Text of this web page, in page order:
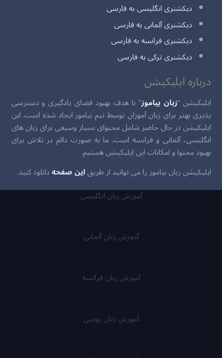
دیکشنری انگلیسی به فارسی
دیکشنری آلمانی به فارسی
دیکشنری فرانسه به فارسی
دیکشنری ترکی به فارسی
درباره اپلیکیشن
اپلیکیشن “زبان بیاموز” با هدف بهبود فضای یادگیری و دسترسی
پذیری بهتر برای زبان آموزان توسط تیم بیاموز ایجاد شده است. این
اپلیکیشن در حال حاضر شامل محتوای بسیار وسیعی برای زبان های
انگلیسی، آلمانی و فرانسه است. ما به صورت دائم در تلاش برای
بهبود محتوا و امکانات این اپلیکیشن هستیم.
اپلیکیشن زبان بیاموز را می توانید از طریقاین صفحهدانلود کنید.
آموزش زبان انگلیسی
آموزش زبان آلمانی
آموزش زبان فرانسه
آموزش زبان روسی